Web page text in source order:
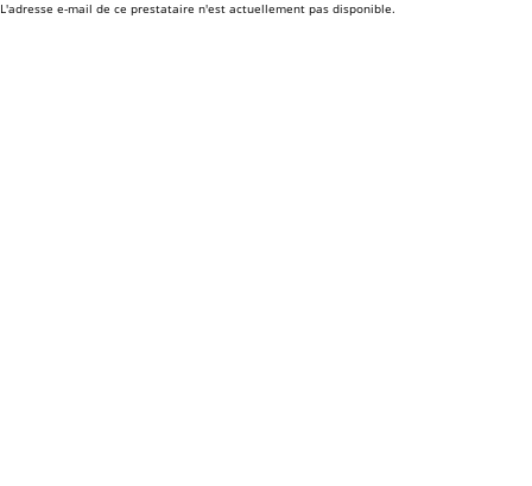
L'adresse e-mail de ce prestataire n'est actuellement pas disponible.